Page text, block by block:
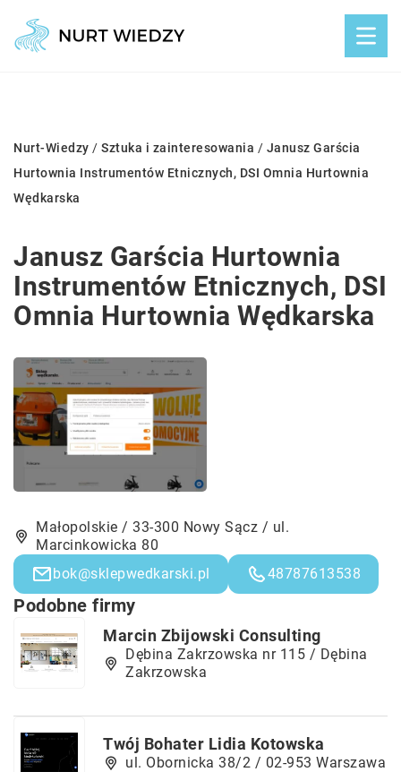
Nurt-Wiedzy / Sztuka i zainteresowania / Janusz Garścia
Hurtownia Instrumentów Etnicznych, DSI Omnia Hurtownia
Wędkarska
Janusz Garścia Hurtownia
Instrumentów Etnicznych, DSI
Omnia Hurtownia Wędkarska
Małopolskie / 33-300 Nowy Sącz / ul.
Marcinkowicka 80
bok@sklepwedkarski.pl
48787613538
Podobne firmy
Marcin Zbijowski Consulting
Dębina Zakrzowska nr 115 / Dębina
Zakrzowska
Twój Bohater Lidia Kotowska
ul. Obornicka 38/2 / 02-953 Warszawa